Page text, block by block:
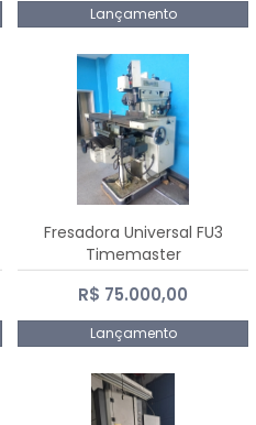
Lançamento
Fresadora Universal FU3
Timemaster
R$ 75.000,00
Lançamento